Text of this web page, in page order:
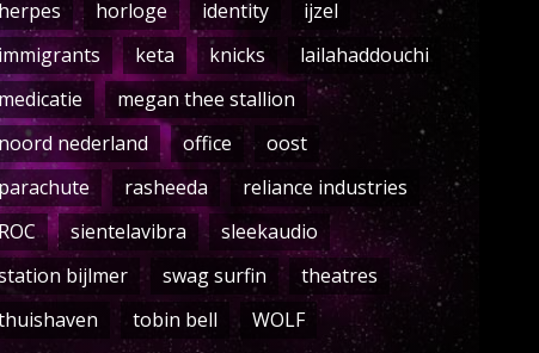
herpes
horloge identity
ijzel
immigrants
keta knicks
lailahaddouchi
medicatie
megan thee stallion
noord nederland
office
oost
rasheeda
reliance industries
ROC
sientelavibra
sleekaudio
bijlmer
swag surfin
theatres
tobin bell WOLF